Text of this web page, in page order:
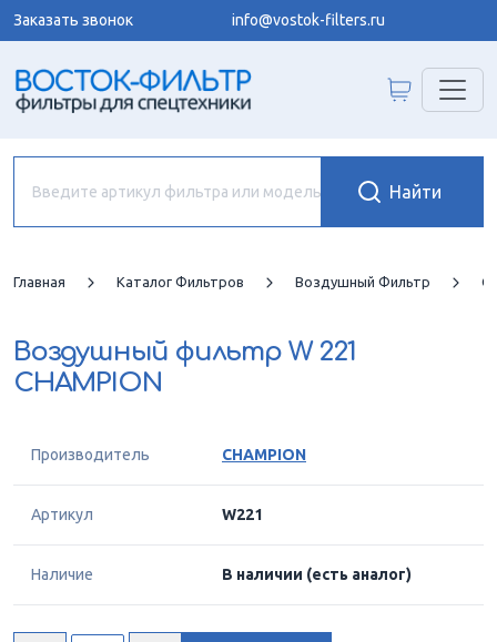
Заказать звонок info@vostok-filters.ru
Главная Каталог Фильтров Воздушный Фильтр
Воздушный фильтр W 221
CHAMPION
Производитель CHAMPION
Артикул W221
Наличие В наличии (есть аналог)